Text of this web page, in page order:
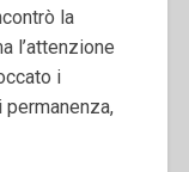
la
l’attenzione
i